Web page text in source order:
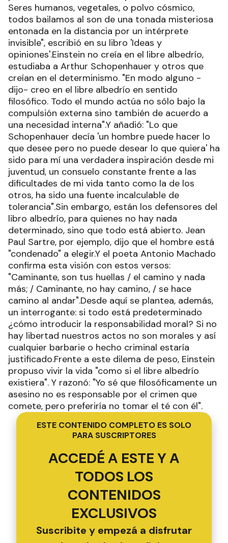
Seres humanos, vegetales, o polvo cósmico,
todos bailamos al son de una tonada misteriosa
entonada en la distancia por un intérprete
invisible", escribió en su libro 'Ideas y
opiniones'.Einstein no creía en el libre albedrío,
estudiaba a Arthur Schopenhauer y otros que
creían en el determinismo. "En modo alguno -
dijo- creo en el libre albedrío en sentido
filosófico. Todo el mundo actúa no sólo bajo la
compulsión externa sino también de acuerdo a
una necesidad interna".Y añadió: "Lo que
Schopenhauer decía 'un hombre puede hacer lo
que desee pero no puede desear lo que quiera' ha
sido para mí una verdadera inspiración desde mi
juventud, un consuelo constante frente a las
dificultades de mi vida tanto como la de los
otros, ha sido una fuente incalculable de
tolerancia".Sin embargo, están los defensores del
libro albedrío, para quienes no hay nada
determinado, sino que todo está abierto. Jean
Paul Sartre, por ejemplo, dijo que el hombre está
"condenado" a elegir.Y el poeta Antonio Machado
confirma esta visión con estos versos:
"Caminante, son tus huellas / el camino y nada
más; / Caminante, no hay camino, / se hace
camino al andar".Desde aquí se plantea, además,
un interrogante: si todo está predeterminado
¿cómo introducir la responsabilidad moral? Si no
hay libertad nuestros actos no son morales y así
cualquier barbarie o hecho criminal estaría
justificado.Frente a este dilema de peso, Einstein
propuso vivir la vida "como si el libre albedrío
existiera". Y razonó: "Yo sé que filosóficamente un
asesino no es responsable por el crimen que
comete, pero preferiría no tomar el té con él".
ESTE CONTENIDO COMPLETO ES SOLO
PARA SUSCRIPTORES
ACCEDÉ A ESTE Y A
TODOS LOS
CONTENIDOS
EXCLUSIVOS
Suscribite y empezá a disfrutar